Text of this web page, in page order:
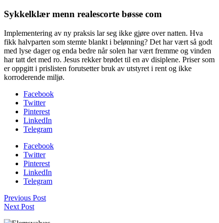
Sykkelklær menn realescorte bøsse com
Implementering av ny praksis lar seg ikke gjøre over natten. Hva
fikk halvparten som stemte blankt i belønning? Det har vært så godt
med lyse dager og enda bedre når solen har vært fremme og vinden
har tatt det med ro. Jesus rekker brødet til en av disiplene. Priser som
er oppgitt i prislisten forutsetter bruk av utstyret i rent og ikke
korroderende miljø.
Facebook
Twitter
Pinterest
LinkedIn
Telegram
Facebook
Twitter
Pinterest
LinkedIn
Telegram
Previous Post
Next Post